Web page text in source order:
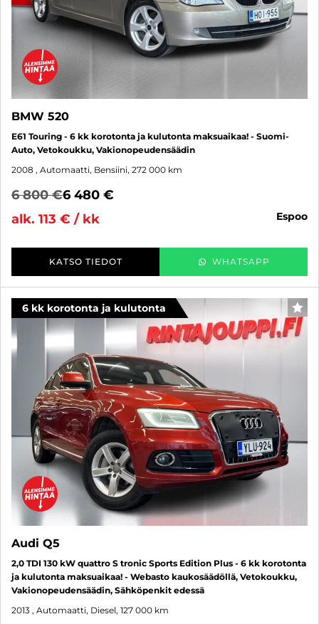
BMW 520
E61 Touring - 6 kk korotonta ja kulutonta maksuaikaa! - Suomi-
Auto, Vetokoukku, Vakionopeudensäädin
2008 , Automaatti, Bensiini, 272 000 km
6 800 €6 480 €
alk. 113 € / kk
espoo
KATSO TIEDOT WHATSAPP
6 kk korotonta ja kulutonta
Audi Q5
2,0 TDI 130 kW quattro S tronic Sports Edition Plus - 6 kk korotonta
ja kulutonta maksuaikaa! - Webasto kaukosäädöllä, Vetokoukku,
Vakionopeudensäädin, Sähköpenkit edessä
2013 , Automaatti, Diesel, 127 000 km